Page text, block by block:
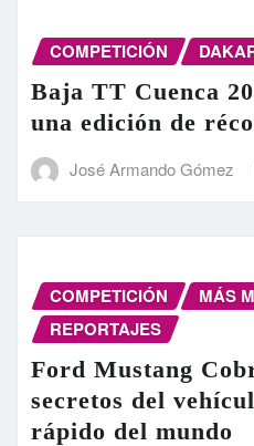
COMPETICIÓN
Baja TT Cuenca
una edición de
José Armando Gómez
COMPETICIÓN
MÁS
REPORTAJES
Ford Mustang
secretos del
rápido del mundo